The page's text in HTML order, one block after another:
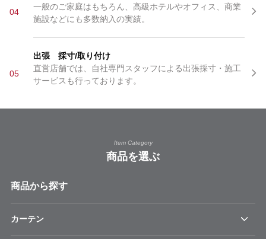
04
一般のご家庭はもちろん、高級ホテルやオフィス、商業
施設などにも多数納入の実績。
05
出張 採寸/取り付け
直営店舗では、自社専門スタッフによる出張採寸・施工
サービスも行っております。
Item Category
商品を選ぶ
商品から探す
カーテン